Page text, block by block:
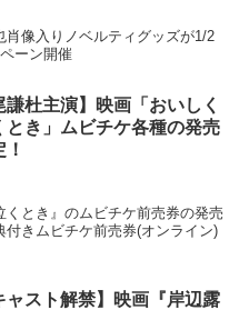
像入りノベルティグッズが1/2
ーン開催
謙杜主演】映画「おいしく
とき」ムビチケ各種の発売
とき』のムビチケ前売券の発売
きムビチケ前売券(オンライン)
ャスト解禁】映画『岸辺露